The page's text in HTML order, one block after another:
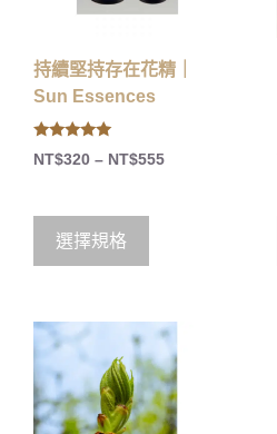
持續堅持存在花精｜
Sun Essences
5.00
out of 5
NT$320 – NT$555
選擇規格